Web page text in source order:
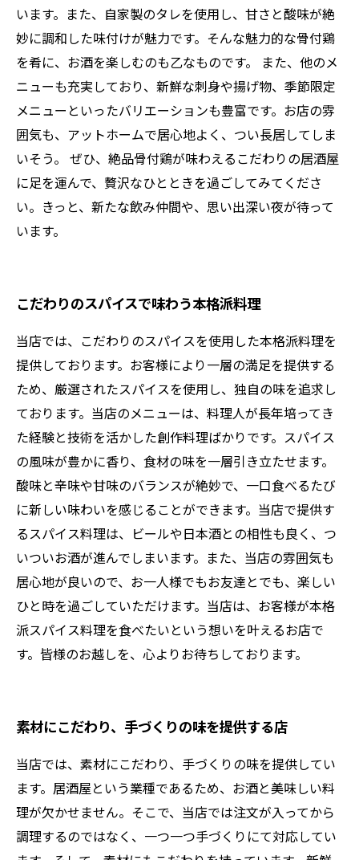
います。また、自家製のタレを使用し、甘さと酸味が絶
妙に調和した味付けが魅力です。そんな魅力的な骨付鶏
を肴に、お酒を楽しむのも乙なものです。 また、他のメ
ニューも充実しており、新鮮な刺身や揚げ物、季節限定
メニューといったバリエーションも豊富です。お店の雰
囲気も、アットホームで居心地よく、つい長居してしま
いそう。 ぜひ、絶品骨付鶏が味わえるこだわりの居酒屋
に足を運んで、贅沢なひとときを過ごしてみてくださ
い。きっと、新たな飲み仲間や、思い出深い夜が待って
います。
こだわりのスパイスで味わう本格派料理
当店では、こだわりのスパイスを使用した本格派料理を
提供しております。お客様により一層の満足を提供する
ため、厳選されたスパイスを使用し、独自の味を追求し
ております。当店のメニューは、料理人が長年培ってき
た経験と技術を活かした創作料理ばかりです。スパイス
の風味が豊かに香り、食材の味を一層引き立たせます。
酸味と辛味や甘味のバランスが絶妙で、一口食べるたび
に新しい味わいを感じることができます。当店で提供す
るスパイス料理は、ビールや日本酒との相性も良く、つ
いついお酒が進んでしまいます。また、当店の雰囲気も
居心地が良いので、お一人様でもお友達とでも、楽しい
ひと時を過ごしていただけます。当店は、お客様が本格
派スパイス料理を食べたいという想いを叶えるお店で
す。皆様のお越しを、心よりお待ちしております。
素材にこだわり、手づくりの味を提供する店
当店では、素材にこだわり、手づくりの味を提供してい
ます。居酒屋という業種であるため、お酒と美味しい料
理が欠かせません。そこで、当店では注文が入ってから
調理するのではなく、一つ一つ手づくりにて対応してい